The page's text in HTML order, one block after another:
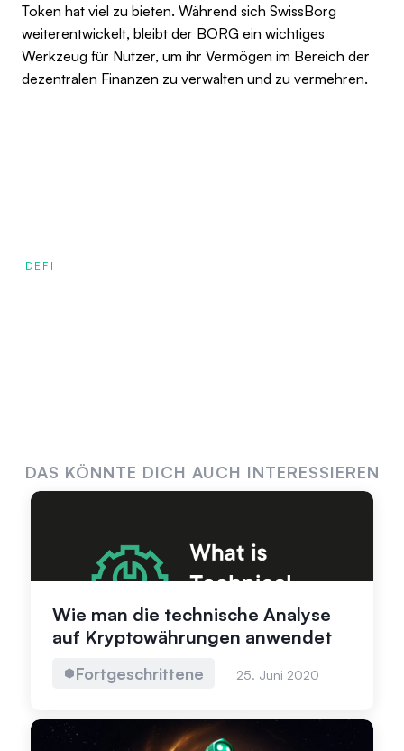
Token hat viel zu bieten. Während sich SwissBorg
weiterentwickelt, bleibt der BORG ein wichtiges
Werkzeug für Nutzer, um ihr Vermögen im Bereich der
dezentralen Finanzen zu verwalten und zu vermehren.
DEFI
DAS KÖNNTE DICH AUCH INTERESSIEREN
Wie man die technische Analyse
auf Kryptowährungen anwendet
Fortgeschrittene 25. Juni 2020